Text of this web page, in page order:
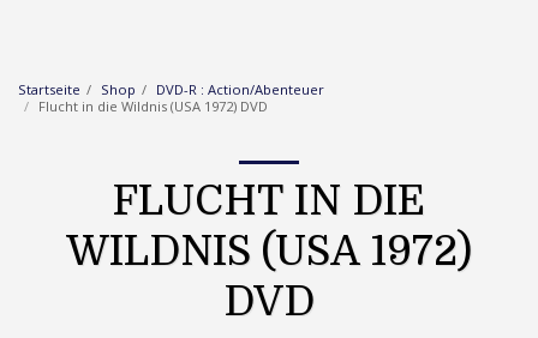
Startseite Shop
DVD-R : Action/Abenteuer
Flucht in die Wildnis (USA 1972) DVD
FLUCHT IN DIE
WILDNIS (USA 1972)
DVD